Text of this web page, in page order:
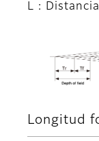
L :
Longitud